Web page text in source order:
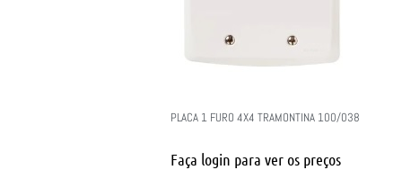
PLACA 1 FURO 4X4 TRAMONTINA 100/038
Faça login para ver os preços